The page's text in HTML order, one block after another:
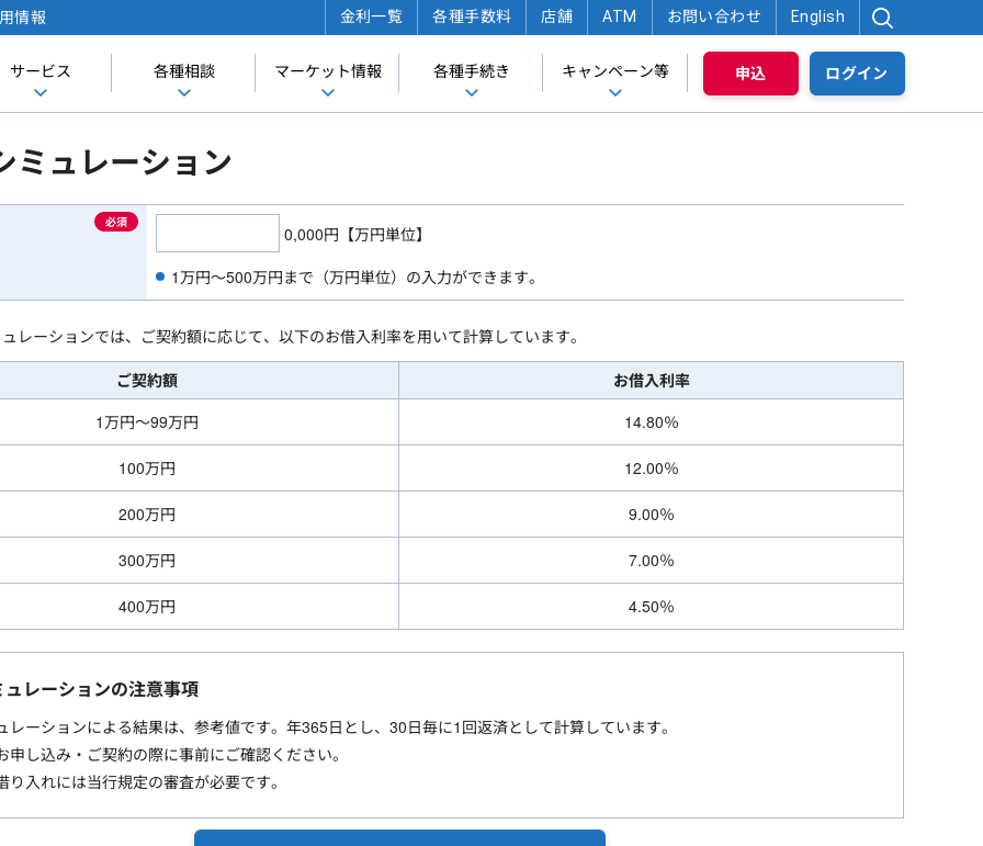
サービス 各種相談 マーケット情報 各種手続き キャンペーン等 申込 ログイン
情報 金利一覧 各種手数料 店舗 ATM お問い合わせ English
ミュレーション
必須
0,000円【万円単位】
1万円～500万円まで（万円単位）の入力ができます。
レーションでは、ご契約額に応じて、以下のお借入利率を用いて計算しています。
ご契約額
お借入利率
1万円～99万円
14.80％
100万円 12.00％
200万円 9.00％
300万円 7.00％
400万円 4.50％
レーションの注意事項
レーションによる結果は、参考値です。年365日とし、30日毎に1回返済として計算しています。
申し込み・ご契約の際に事前にご確認ください。
り入れには当行規定の審査が必要です。